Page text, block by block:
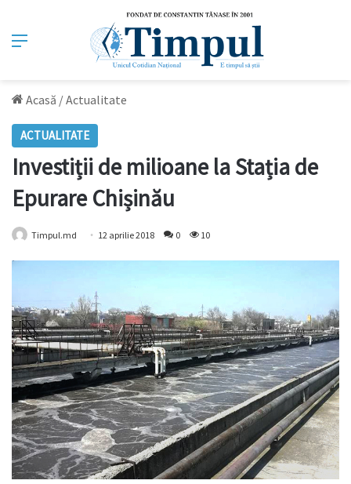
Meniu
Acasă /Actualitate
ACTUALITATE
Investiții de milioane la Stația de
Epurare Chișinău
Timpul.md 12 aprilie 2018 0 10